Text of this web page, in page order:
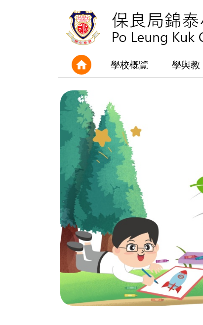
學校概覽 學與教